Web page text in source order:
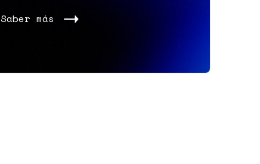
Saber más